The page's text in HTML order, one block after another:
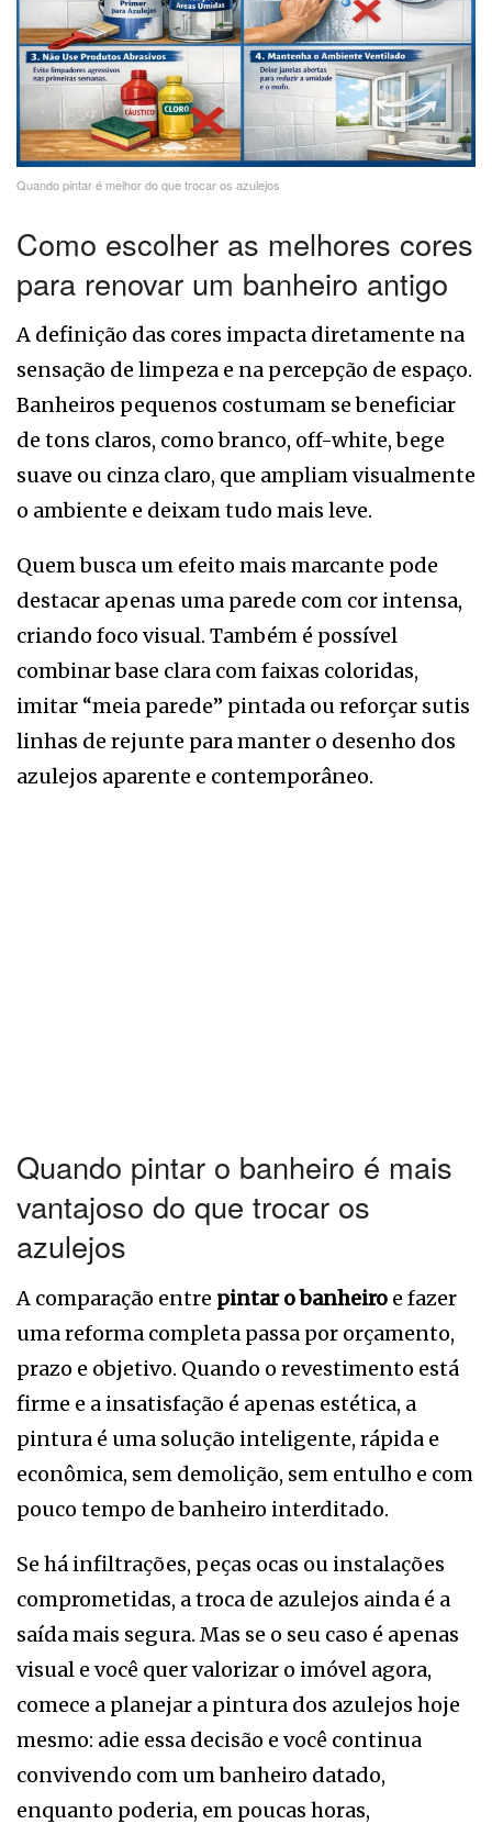
Quando pintar é melhor do que trocar os azulejos
Como escolher as melhores cores
para renovar um banheiro antigo
A definição das cores impacta diretamente na
sensação de limpeza e na percepção de espaço.
Banheiros pequenos costumam se beneficiar
de tons claros, como branco, off-white, bege
suave ou cinza claro, que ampliam visualmente
o ambiente e deixam tudo mais leve.
Quem busca um efeito mais marcante pode
destacar apenas uma parede com cor intensa,
criando foco visual. Também é possível
combinar base clara com faixas coloridas,
imitar “meia parede” pintada ou reforçar sutis
linhas de rejunte para manter o desenho dos
azulejos aparente e contemporâneo.
Quando pintar o banheiro é mais
vantajoso do que trocar os
azulejos
A comparação entre pintar o banheiro e fazer
uma reforma completa passa por orçamento,
prazo e objetivo. Quando o revestimento está
firme e a insatisfação é apenas estética, a
pintura é uma solução inteligente, rápida e
econômica, sem demolição, sem entulho e com
pouco tempo de banheiro interditado.
Se há infiltrações, peças ocas ou instalações
comprometidas, a troca de azulejos ainda é a
saída mais segura. Mas se o seu caso é apenas
visual e você quer valorizar o imóvel agora,
comece a planejar a pintura dos azulejos hoje
mesmo: adie essa decisão e você continua
convivendo com um banheiro datado,
enquanto poderia, em poucas horas,